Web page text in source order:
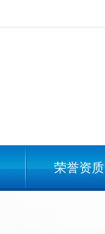
荣誉资质